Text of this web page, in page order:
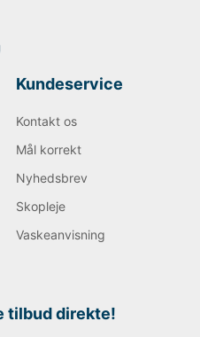
Kundeservice
Kontakt os
Mål korrekt
Nyhedsbrev
Skopleje
Vaskeanvisning
tilbud direkte!